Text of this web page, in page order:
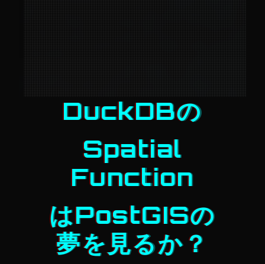
DuckDBの
Spatial
Function
はPostGISの
夢を見るか？